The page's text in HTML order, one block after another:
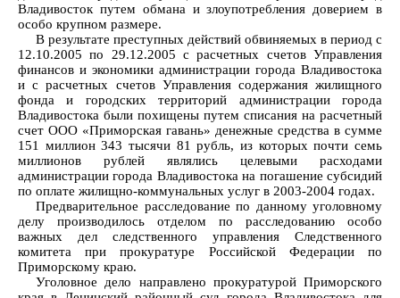
Владивосток путем обмана и злоупотребления доверием в
особо крупном размере.
В результате преступных действий обвиняемых в период с
12.10.2005 по 29.12.2005 с расчетных счетов Управления
финансов и экономики администрации города Владивостока
и с расчетных счетов Управления содержания жилищного
фонда и городских территорий администрации города
Владивостока были похищены путем списания на расчетный
счет ООО «Приморская гавань» денежные средства в сумме
151 миллион 343 тысячи 81 рубль, из которых почти семь
миллионов рублей являлись целевыми расходами
администрации города Владивостока на погашение субсидий
по оплате жилищно-коммунальных услуг в 2003-2004 годах.
Предварительное расследование по данному уголовному
делу производилось отделом по расследованию особо
важных дел следственного управления Следственного
комитета при прокуратуре Российской Федерации по
Приморскому краю.
Уголовное дело направлено прокуратурой Приморского